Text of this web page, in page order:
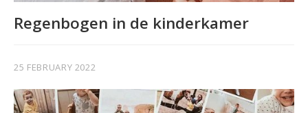
Regenbogen in de kinderkamer
25 FEBRUARY 2022